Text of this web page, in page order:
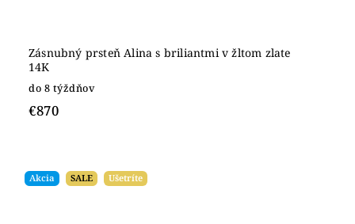
Zásnubný prsteň Alina s briliantmi v žltom zlate
14K
do 8 týždňov
€870
Akcia SALE Ušetríte